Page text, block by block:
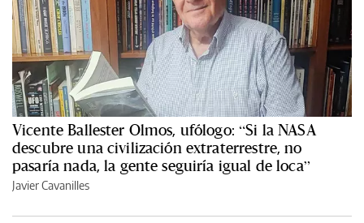
Vicente Ballester Olmos, ufólogo: “Si la NASA
descubre una civilización extraterrestre, no
pasaría nada, la gente seguiría igual de loca”
Javier Cavanilles